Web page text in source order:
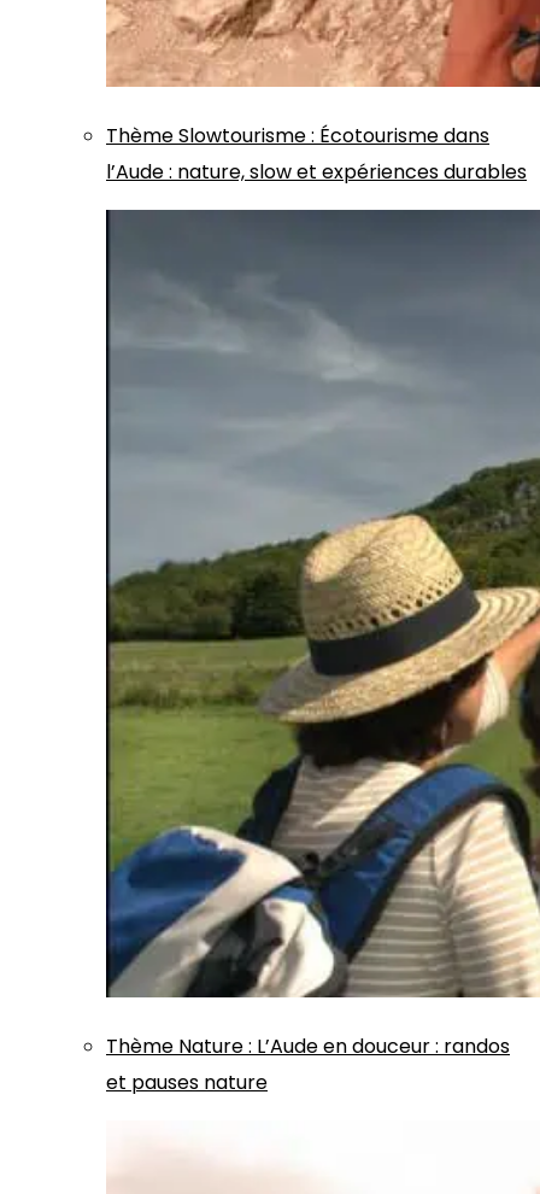
ThèmeSlowtourisme: Écotourisme dans
l’Aude : nature, slow et expériences durables
Thème Nature: L’Aude en douceur : randos
et pauses nature